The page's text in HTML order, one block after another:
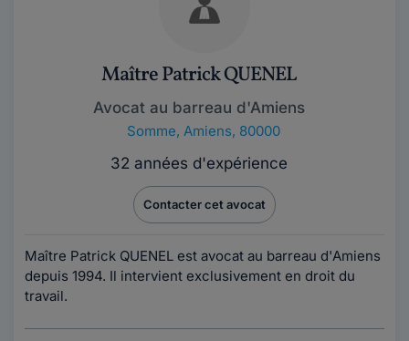
Maître Patrick QUENEL
Avocat au barreau d'Amiens
Somme, Amiens, 80000
32 années d'expérience
Contacter cet avocat
Maître Patrick QUENEL est avocat au barreau d'Amiens
depuis 1994. Il intervient exclusivement en droit du
travail.